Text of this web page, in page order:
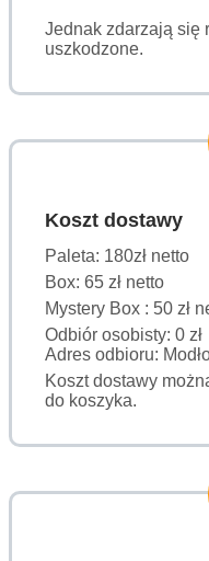
Jednak zdarzają się
uszkodzone.
Koszt dostawy
Paleta: 180zł netto
Box: 65 zł netto
Mystery Box : 50 zł
Odbiór osobisty: 0 zł
Adres odbioru:
Koszt dostawy
do koszyka.